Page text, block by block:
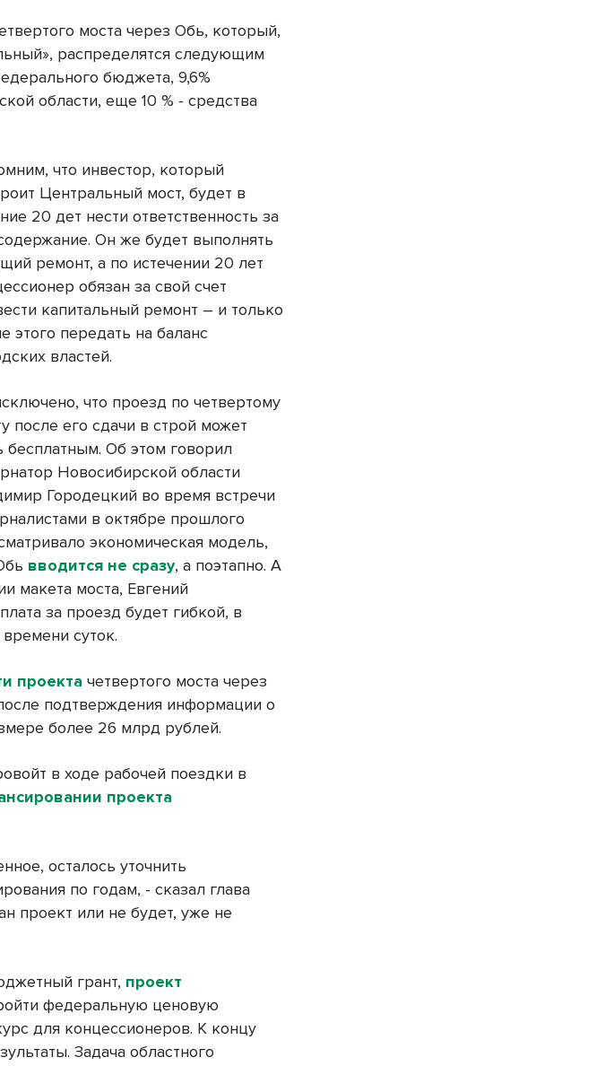
моста через Обь, который,
распределятся следующим
бюджета, 9,6%
области, еще 10 % - средства
что инвестор, который
Центральный мост, будет в
20 дет нести ответственность за
Он же будет выполнять
ремонт, а по истечении 20 лет
обязан за свой счет
капитальный ремонт – и только
этого передать на баланс
властей.
что проезд по четвертому
после его сдачи в строй может
бесплатным. Об этом говорил
Новосибирской области
Городецкий во время встречи
в октябре прошлого
экономическая модель,
вводится не сразу, а поэтапно. А
макета моста, Евгений
за проезд будет гибкой, в
суток.
проектачетвертого моста через
подтверждения информации о
более 26 млрд рублей.
в ходе рабочей поездки в
проекта
осталось уточнить
по годам, - сказал глава
проект или не будет, уже не
грант, проект
федеральную ценовую
для концессионеров. К концу
Задача областного